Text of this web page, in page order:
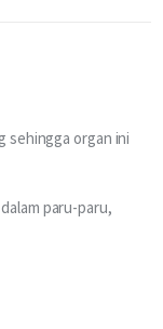
sehingga organ ini
paru-paru,